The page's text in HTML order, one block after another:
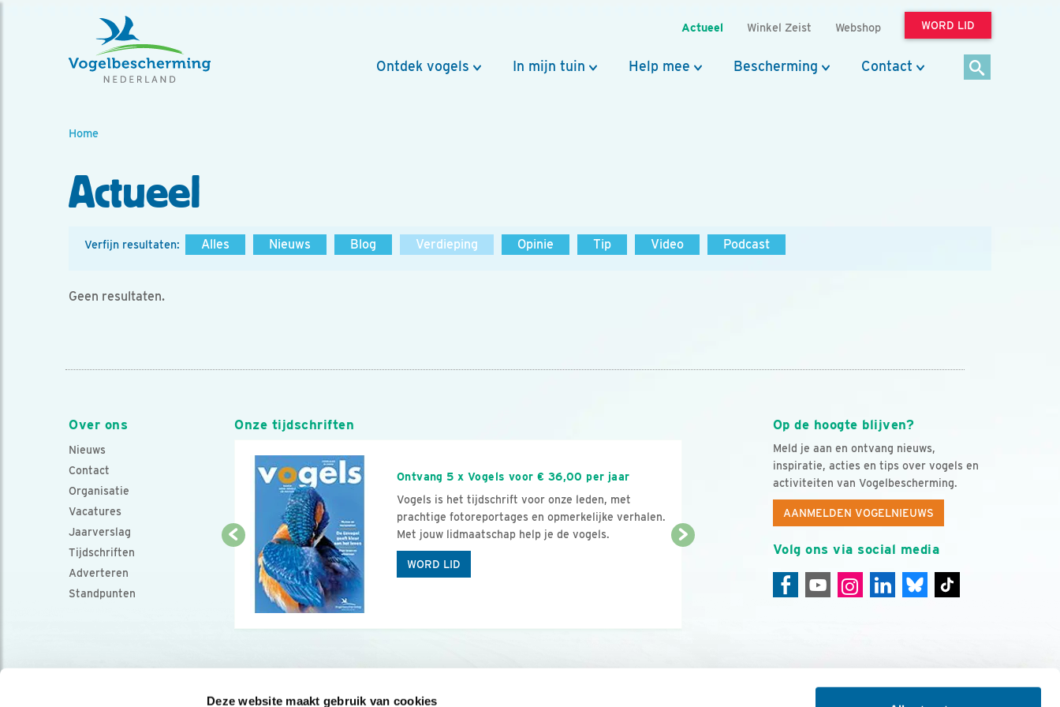
Deze website maakt gebruik van cookies
Actueel Winkel Zeist Webshop WORD LID
Ontdek vogels In mijn tuin Help mee Bescherming Contact
Home
Actueel
Verfijn resultaten: Alles Nieuws Blog Verdieping Opinie Tip Video Podcast
Geen resultaten.
Over ons
Nieuws
Contact
Organisatie
Vacatures
Jaarverslag
Tijdschriften
Adverteren
Standpunten
Op de hoogte blijven?
Meld je aan en ontvang nieuws,
inspiratie, acties en tips over vogels en
activiteiten van Vogelbescherming.
AANMELDEN VOGELNIEUWS
Volg ons via social media
Onze tijdschriften
Ontvang 5 x Vogels voor € 36,00 per jaar
Vogels is het tijdschrift voor onze leden, met
prachtige fotoreportages en opmerkelijke verhalen.
Met jouw lidmaatschap help je de vogels.
WORD LID